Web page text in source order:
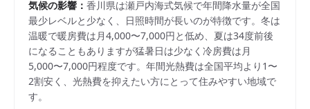
気候の影響： 香川県は瀬戸内海式気候で年間降水量が全国
最少レベルと少なく、日照時間が長いのが特徴です。冬は
温暖で暖房費は月4,000〜7,000円と低め、夏は34度前後
になることもありますが猛暑日は少なく冷房費は月
5,000〜7,000円程度です。年間光熱費は全国平均より1〜
2割安く、光熱費を抑えたい方にとって住みやすい地域で
す。